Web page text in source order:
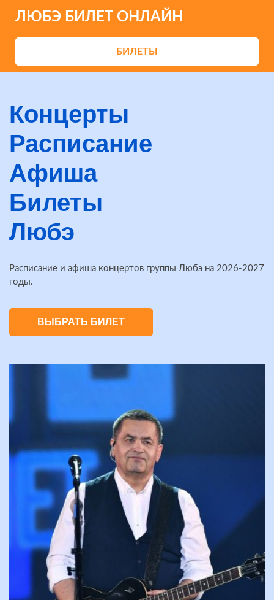
ЛЮБЭ БИЛЕТ ОНЛАЙН
БИЛЕТЫ
Концерты
Расписание
Афиша
Билеты
Любэ
Расписание и афиша концертов группы Любэ на 2026-2027
годы.
ВЫБРАТЬ БИЛЕТ